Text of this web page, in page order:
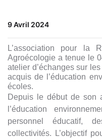
9 Avril 2024
L’association pour la
Agroécologie a tenue le
atelier d’échanges sur
acquis de l’éducation
écoles.
Depuis le début de son
l’éducation
personnel éducatif,
collectivités. L’objectif